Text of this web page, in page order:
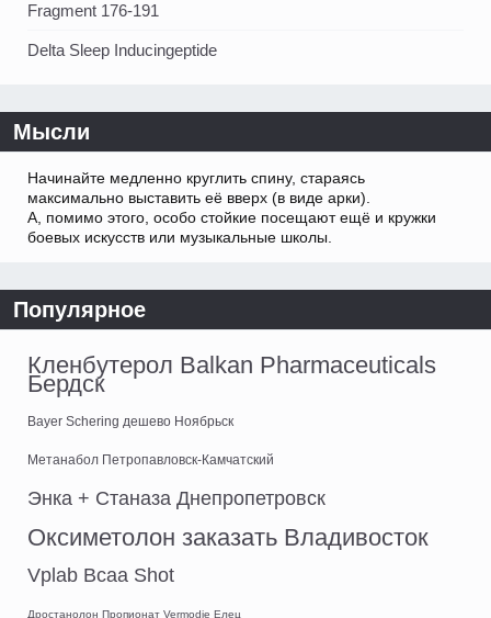
Fragment 176-191
Delta Sleep Inducingeptide
Мысли
Начинайте медленно круглить спину, стараясь
максимально выставить её вверх (в виде арки).
А, помимо этого, особо стойкие посещают ещё и кружки
боевых искусств или музыкальные школы.
Популярное
Кленбутерол Balkan Pharmaceuticals
Бердск
Bayer Schering дешево Ноябрьск
Метанабол Петропавловск-Камчатский
Энка + Станаза Днепропетровск
Оксиметолон заказать Владивосток
Vplab Bcaa Shot
Дростанолон Пропионат Vermodje Елец